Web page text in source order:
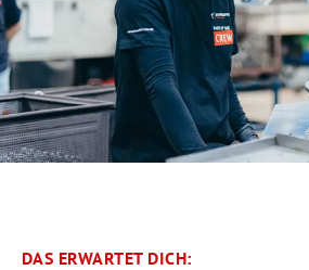
DAS ERWARTET DICH: